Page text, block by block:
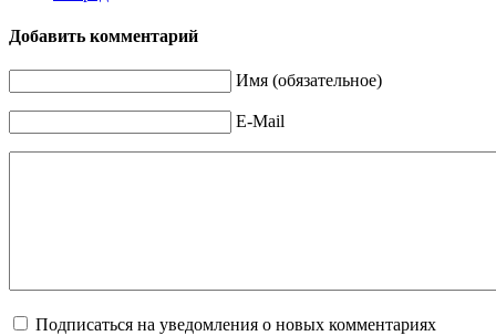
Добавить комментарий
Имя (обязательное)
E-Mail
Подписаться на уведомления о новых комментариях